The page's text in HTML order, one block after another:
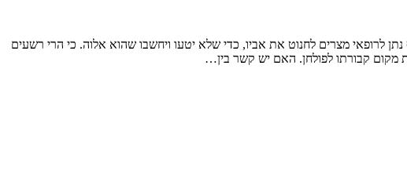
לרופאי מצרים לחנוט את אביו, כדי שלא יטעו ויחשבו שהוא אלוה. כי הרי רשעים
מקום קבורתו לפולחן. האם יש קשר בין…